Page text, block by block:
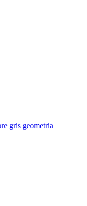
gris geometria